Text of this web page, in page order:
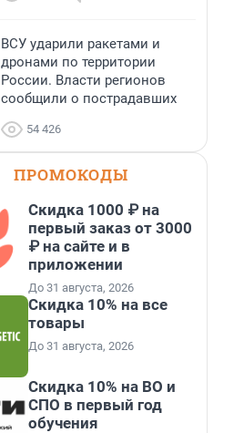
ВСУ ударили ракетами и
дронами по территории
России. Власти регионов
сообщили о пострадавших
54 426
ПРОМОКОДЫ
Скидка 1000 ₽ на
первый заказ от 3000
₽ на сайте и в
приложении
До 31 августа, 2026
Скидка 10% на все
товары
До 31 августа, 2026
Скидка 10% на ВО и
СПО в первый год
обучения